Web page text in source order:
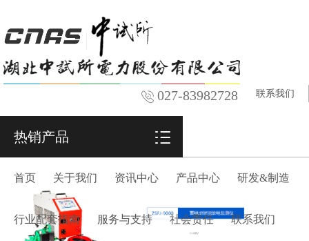
027-83982728 联系我们
热销产品
首页 关于我们 资讯中心 产品中心 研发&制造
行业配套指南 服务与支持 社会责任 联系我们